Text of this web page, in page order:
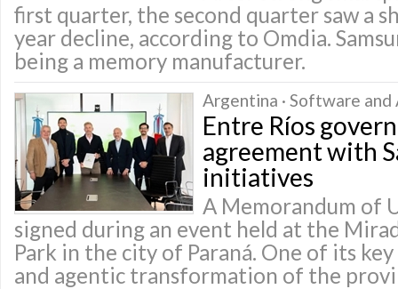
first quarter, the second quarter saw a
year decline, according to Omdia.
being a memory manufacturer.
Argentina · Software
Entre Ríos
agreement with
initiatives
A Memorandum of
signed during an event held at the
Park in the city of Paraná. One of its
and agentic transformation of the